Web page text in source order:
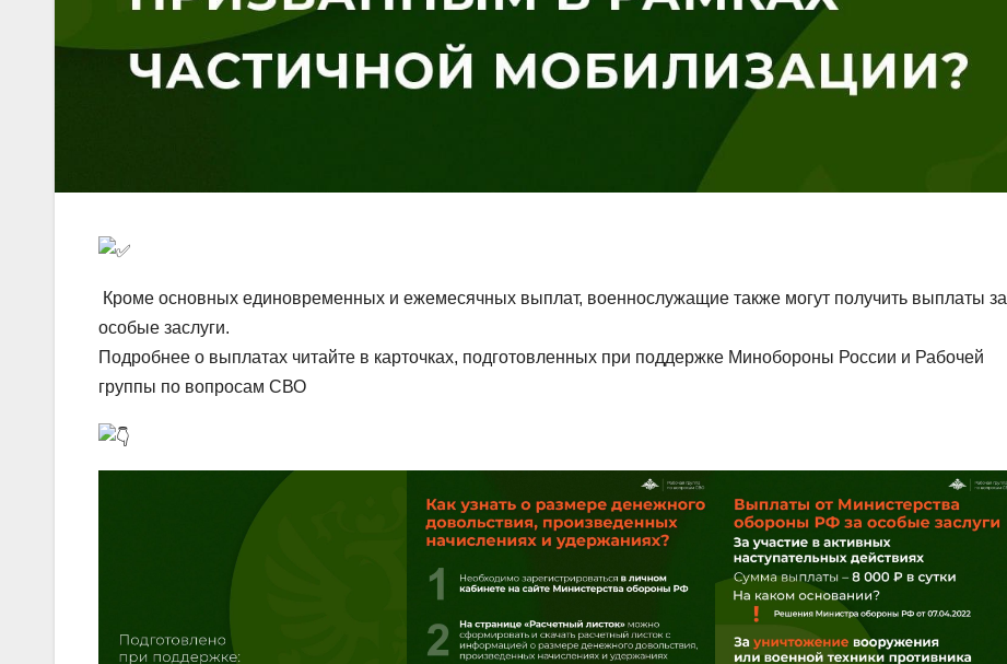
Кроме основных единовременных и ежемесячных выплат, военнослужащие также могут получить выплаты за
особые заслуги.
Подробнее о выплатах читайте в карточках, подготовленных при поддержке Минобороны России и Рабочей
группы по вопросам СВО